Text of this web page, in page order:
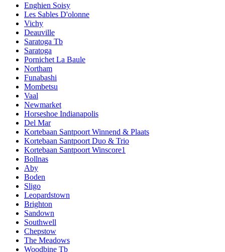
Enghien Soisy
Les Sables D'olonne
Vichy
Deauville
Saratoga Tb
Saratoga
Pornichet La Baule
Northam
Funabashi
Mombetsu
Vaal
Newmarket
Horseshoe Indianapolis
Del Mar
Kortebaan Santpoort Winnend & Plaats
Kortebaan Santpoort Duo & Trio
Kortebaan Santpoort Winscore1
Bollnas
Aby
Boden
Sligo
Leopardstown
Brighton
Sandown
Southwell
Chepstow
The Meadows
Woodbine Tb